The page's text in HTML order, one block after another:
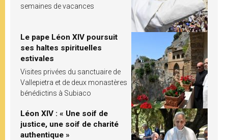
semaines de vacances
Le pape Léon XIV poursuit
ses haltes spirituelles
estivales
Visites privées du sanctuaire de
Vallepietra et de deux monastères
bénédictins à Subiaco
Léon XIV : « Une soif de
justice, une soif de charité
authentique »